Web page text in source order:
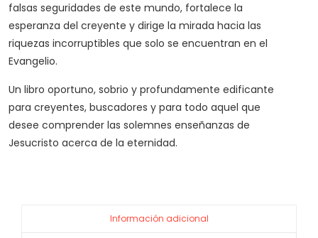
falsas seguridades de este mundo, fortalece la
esperanza del creyente y dirige la mirada hacia las
riquezas incorruptibles que solo se encuentran en el
Evangelio.
Un libro oportuno, sobrio y profundamente edificante
para creyentes, buscadores y para todo aquel que
desee comprender las solemnes enseñanzas de
Jesucristo acerca de la eternidad.
Información adicional